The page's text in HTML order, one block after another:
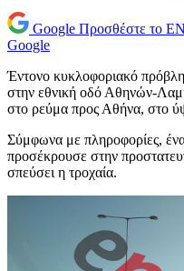
Google Προσθέστε το
Google
Έντονο κυκλοφοριακό
στην εθνική οδό Αθηνών-
στο ρεύμα προς Αθήνα, στο
Σύμφωνα με πληροφορίες,
προσέκρουσε στην
σπεύσει η τροχαία.